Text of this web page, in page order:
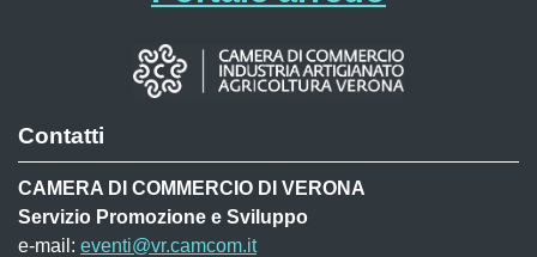
Contatti
CAMERA DI COMMERCIO DI VERONA
Servizio Promozione e Sviluppo
e-mail: eventi@vr.camcom.it